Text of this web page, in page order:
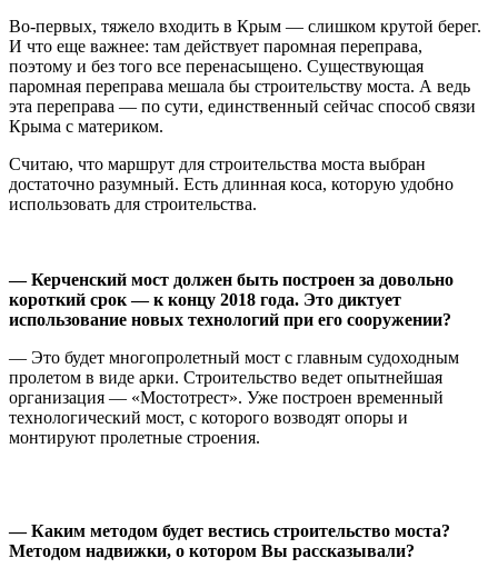
Во-первых, тяжело входить в Крым — слишком крутой берег.
И что еще важнее: там действует паромная переправа,
поэтому и без того все перенасыщено. Существующая
паромная переправа мешала бы строительству моста. А ведь
эта переправа — по сути, единственный сейчас способ связи
Крыма с материком.
Считаю, что маршрут для строительства моста выбран
достаточно разумный. Есть длинная коса, которую удобно
использовать для строительства.
— Керченский мост должен быть построен за довольно
короткий срок — к концу 2018 года. Это диктует
использование новых технологий при его сооружении?
— Это будет многопролетный мост с главным судоходным
пролетом в виде арки. Строительство ведет опытнейшая
организация — «Мостотрест». Уже построен временный
технологический мост, с которого возводят опоры и
монтируют пролетные строения.
— Каким методом будет вестись строительство моста?
Методом надвижки, о котором Вы рассказывали?